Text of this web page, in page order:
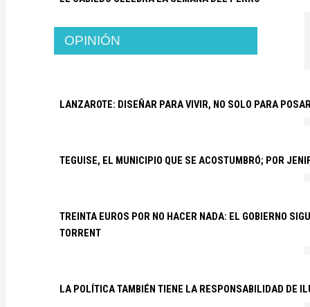
OPINIÓN
LANZAROTE: DISEÑAR PARA VIVIR, NO SOLO PARA
TEGUISE, EL MUNICIPIO QUE SE ACOSTUMBRÓ; POR
TREINTA EUROS POR NO HACER NADA: EL GOBIERNO
TORRENT
LA POLÍTICA TAMBIÉN TIENE LA RESPONSABILIDAD DE